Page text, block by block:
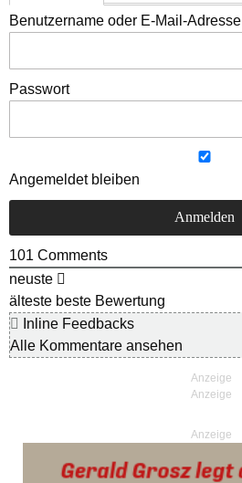
Benutzername oder E-Mail-Adresse
Passwort
Angemeldet bleiben
101 Comments
neuste
älteste beste Bewertung
Inline Feedbacks
Alle Kommentare ansehen
Anzeige